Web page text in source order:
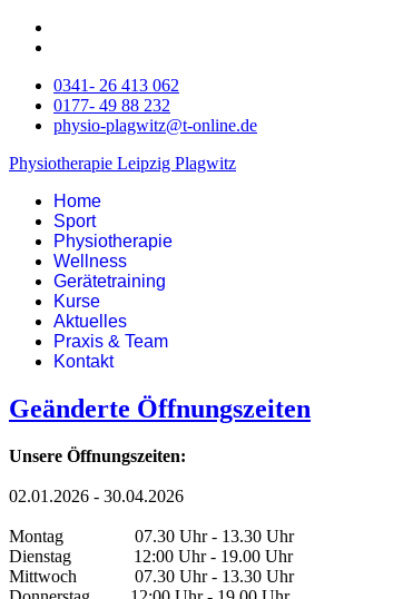
0341- 26 413 062
0177- 49 88 232
physio-plagwitz@t-online.de
Physiotherapie Leipzig Plagwitz
Home
Sport
Physiotherapie
Wellness
Gerätetraining
Kurse
Aktuelles
Praxis & Team
Kontakt
Geänderte Öffnungszeiten
Unsere Öffnungszeiten:
02.01.2026 - 30.04.2026
Montag 07.30 Uhr - 13.30 Uhr
Dienstag 12:00 Uhr - 19.00 Uhr
Mittwoch 07.30 Uhr - 13.30 Uhr